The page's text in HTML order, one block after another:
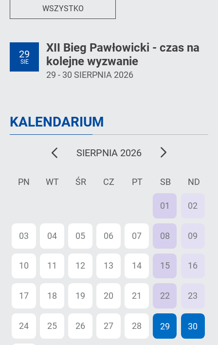
WSZYSTKO
29
SIE
XII Bieg Pawłowicki - czas na
kolejne wyzwanie
29 - 30 SIERPNIA 2026
KALENDARIUM
poprzedni
SIERPNIA 2026
PN WT ŚR CZ PT SB ND
01 02
03 04 05 06 07 08 09
10 11 12 13 14 15 16
17 18 19 20 21 22 23
24 25 26 27 28 29 30